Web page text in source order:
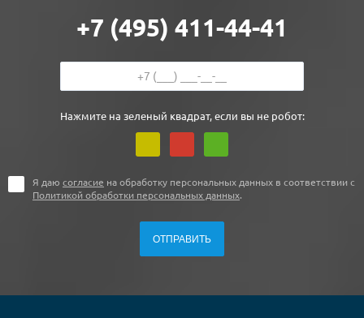
+7 (495) 411-44-41
Нажмите на зеленый квадрат, если вы не робот:
Я даю согласие на обработку персональных данных в соответствии с
Политикой обработки персональных данных.